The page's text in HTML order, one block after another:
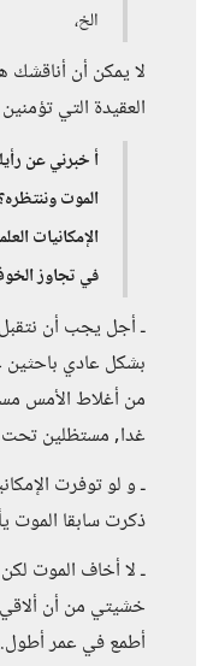
الخ،
لا يمكن أن أناقشك
العقيدة التي تؤمنين
أ خبرني عن
الموت
الإمكانيات
في تجاوز
ـ أجل يجب أن
بشكل عادي باحثين
من أغلاط الأمس
غدا, مستظلين
ـ و لو توفرت
ذكرت سابقا الموت
ـ لا أخاف الموت
خشيتي من أن ألاقي
أطمع في عمر أطول.